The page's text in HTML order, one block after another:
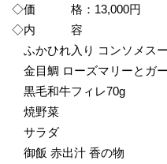
◇価 格：13,000円
◇内 容
ふかひれ入り コンソメス
金目鯛 ローズマリーとガ
黒毛和牛フィレ70g
焼野菜
サラダ
御飯 赤出汁 香の物